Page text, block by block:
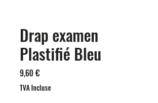
Drap examen
Plastifié Bleu
9,60 €Prix
TVA Incluse